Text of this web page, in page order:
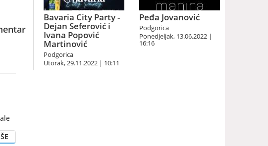
Bavaria City Party -
Dejan Seferović i
Ivana Popović
Martinović
Podgorica
Utorak, 29.11.2022 | 10:11
Peđa Jovanović
Podgorica
Ponedjeljak, 13.06.2022 |
16:16